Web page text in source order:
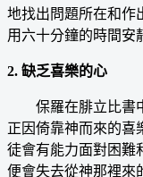
地找出問題所在和作
用六十分鐘的時間安
2. 缺乏喜樂的心
保羅在腓立比書中
正因倚靠神而來的喜
徒會有能力面對困難
便會失去從神那裡來